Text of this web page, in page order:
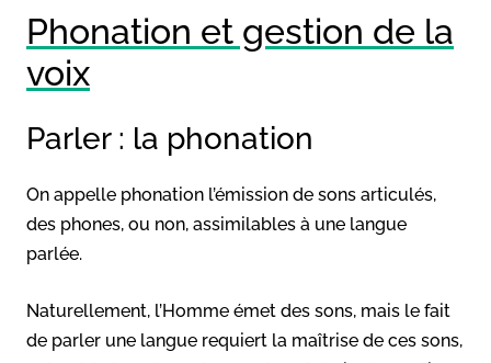
Phonation et gestion de la
voix
Parler : la phonation
On appelle phonation l’émission de sons articulés,
des phones, ou non, assimilables à une langue
parlée.
Naturellement, l’Homme émet des sons, mais le fait
de parler une langue requiert la maîtrise de ces sons,